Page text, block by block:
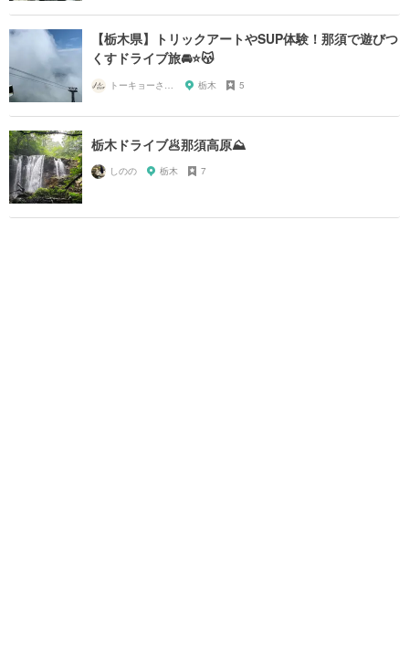
【栃木県】トリックアートやSUP体験！那須で遊びつ
くすドライブ旅🚘⭐️😽
栃木 5
栃木ドライブ🥟那須高原⛰️
しのの 栃木 7